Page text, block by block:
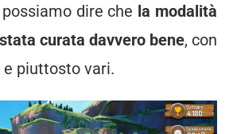
dire che la modalità
curata davvero bene, con
piuttosto vari.